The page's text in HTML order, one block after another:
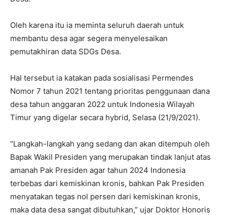
Oleh karena itu ia meminta seluruh daerah untuk
membantu desa agar segera menyelesaikan
pemutakhiran data SDGs Desa.
Hal tersebut ia katakan pada sosialisasi Permendes
Nomor 7 tahun 2021 tentang prioritas penggunaan dana
desa tahun anggaran 2022 untuk Indonesia Wilayah
Timur yang digelar secara hybrid, Selasa (21/9/2021).
“Langkah-langkah yang sedang dan akan ditempuh oleh
Bapak Wakil Presiden yang merupakan tindak lanjut atas
amanah Pak Presiden agar tahun 2024 Indonesia
terbebas dari kemiskinan kronis, bahkan Pak Presiden
menyatakan tegas nol persen dari kemiskinan kronis,
maka data desa sangat dibutuhkan,” ujar Doktor Honoris